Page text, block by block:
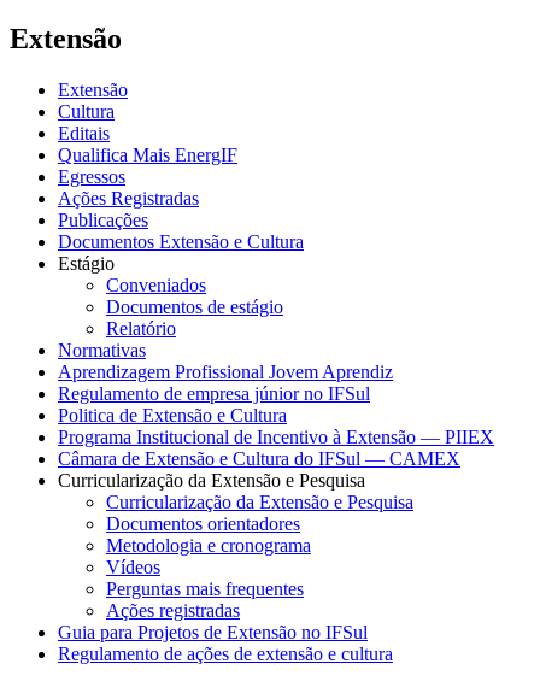
Extensão
Extensão
Cultura
Editais
Qualifica Mais EnergIF
Egressos
Ações Registradas
Publicações
Documentos Extensão e Cultura
Estágio
Conveniados
Documentos de estágio
Relatório
Normativas
Aprendizagem Profissional Jovem Aprendiz
Regulamento de empresa júnior no IFSul
Politica de Extensão e Cultura
Programa Institucional de Incentivo à Extensão — PIIEX
Câmara de Extensão e Cultura do IFSul — CAMEX
Curricularização da Extensão e Pesquisa
Curricularização da Extensão e Pesquisa
Documentos orientadores
Metodologia e cronograma
Vídeos
Perguntas mais frequentes
Ações registradas
Guia para Projetos de Extensão no IFSul
Regulamento de ações de extensão e cultura